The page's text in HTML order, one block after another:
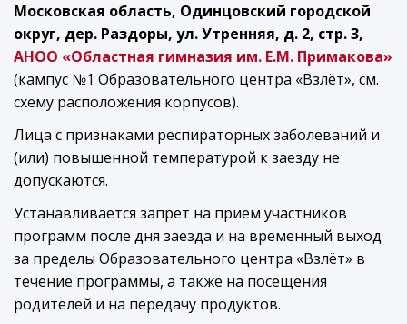
Московская область, Одинцовский городской
округ, дер. Раздоры, ул. Утренняя, д. 2, стр. 3,
АНОО «Областная гимназия им. Е.М. Примакова»
(кампус №1 Образовательного центра «Взлёт», см.
схему расположения корпусов).
Лица с признаками респираторных заболеваний и
(или) повышенной температурой к заезду не
допускаются.
Устанавливается запрет на приём участников
программ после дня заезда и на временный выход
за пределы Образовательного центра «Взлёт» в
течение программы, а также на посещения
родителей и на передачу продуктов.